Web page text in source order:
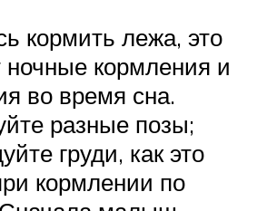
кормить лежа, это
ночные кормления и
во время сна.
разные позы;
груди, как это
кормлении по